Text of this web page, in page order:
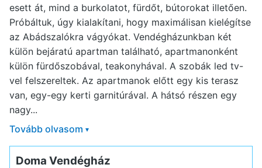
esett át, mind a burkolatot, fürdőt, bútorokat illetően.
Próbáltuk, úgy kialakítani, hogy maximálisan kielégítse
az Abádszalókra vágyókat. Vendégházunkban két
külön bejáratú apartman található, apartmanonként
külön fürdőszobával, teakonyhával. A szobák led tv-
vel felszereltek. Az apartmanok előtt egy kis terasz
van, egy-egy kerti garnitúrával. A hátsó részen egy
nagy...
Tovább olvasom ▾
Doma Vendégház